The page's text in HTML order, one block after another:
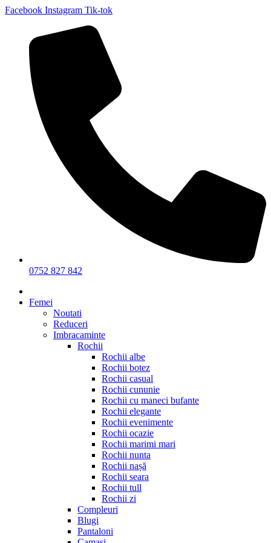
Facebook Instagram Tik-tok
0752 827 842
Femei
Noutati
Reduceri
Imbracaminte
Rochii
Rochii albe
Rochii botez
Rochii casual
Rochii cununie
Rochii cu maneci bufante
Rochii elegante
Rochii evenimente
Rochii ocazie
Rochii marimi mari
Rochii nunta
Rochii nașă
Rochii seara
Rochii tull
Rochii zi
Compleuri
Blugi
Pantaloni